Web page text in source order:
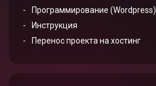
Программирование (Wordpress)
Инструкция
Перенос проекта на хостинг